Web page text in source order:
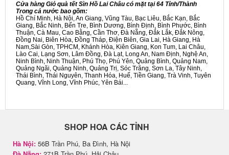
Cửa hàng Giỏ quà tết Sìn Hồ Lai Châu có mặt tại 64 Tỉnh/Thành
Trong cả nước bao gồm:
Hồ Chí Minh, Hà Nội, An Giang, Vũng Tàu, Bạc Liêu, Bắc Kạn, Bắc
Giang, Bắc Ninh, Bến Tre, Bình Dương, Bình Định, Bình Phước, Bình
Thuận, Cà Mau, Cao Bằng, Cần Thơ, Đà Nẵng, Đắk Lắk, Đắk Nông,
Đồng Nai, Biên Hòa, Đồng Tháp, Điện Biên, Gia Lai, Hà Giang, Hà
Nam,Sài Gòn, TPHCM, Khánh Hòa, Kiên Giang, Kon Tum, Lai Châu,
Lào Cai, Lạng Sơn, Lâm Đồng, Đà Lạt, Long An, Nam Định, Nghệ An,
Ninh Bình, Ninh Thuận, Phú Thọ, Phú Yên, Quảng Bình, Quảng Nam,
Quảng Ngãi, Quảng Ninh, Quảng Trị, Sóc Trăng, Sơn La, Tây Ninh,
Thái Bình, Thái Nguyên, Thanh Hóa, Huế, Tiền Giang, Trà Vinh, Tuyên
Quang, Vĩnh Long, Vĩnh Phúc, Yên Bái...
SHOP HOA CÁC TỈNH
Hà Nội: 56B Trần Phú, Ba Đình, Hà Nội